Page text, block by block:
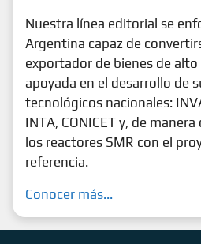
Nuestra línea editorial se
Argentina capaz de
exportador de bienes de alto
apoyada en el desarrollo de
tecnológicos nacionales:
INTA, CONICET y, de
los reactores SMR con el
referencia.
Conocer más...